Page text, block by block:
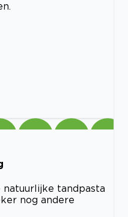
tandpasta
nog andere